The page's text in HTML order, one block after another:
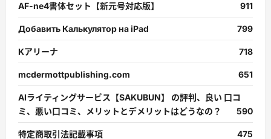
AF-ne4書体セット【新元号対応版】 911
Добавить Калькулятор на iPad 799
Kアリーナ 718
mcdermottpublishing.com 651
AIライティングサービス【SAKUBUN】 の評判、良い 口コ
ミ、悪い口コミ、メリットとデメリットはどうなの？
590
特定商取引法記載事項 475